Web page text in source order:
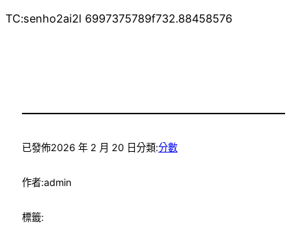
TC:senho2ai2l 6997375789f732.88458576
已發佈2026 年 2 月 20 日分類:分數
作者:admin
標籤: